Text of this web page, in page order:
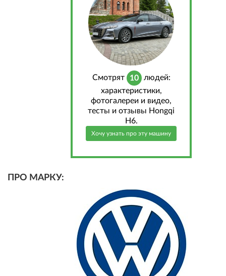
Cмотрят 10 людей:
характеристики,
фотогалереи и видео,
тесты и отзывы Hongqi
H6.
Хочу узнать про эту машину
ПРО МАРКУ: